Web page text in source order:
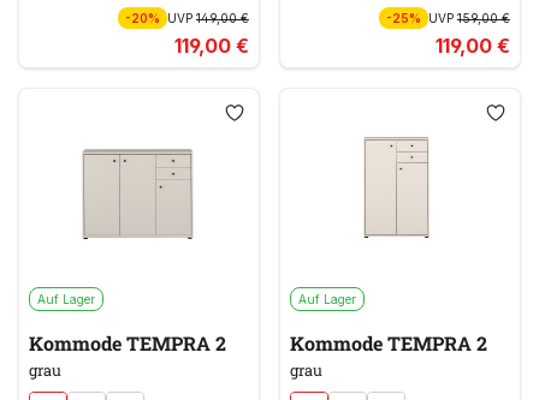
-20% UVP 149,00 €
119,00 €
-25% UVP159,00 €
119,00 €
Auf Lager
Kommode TEMPRA 2
grau
Auf Lager
Kommode TEMPRA 2
grau